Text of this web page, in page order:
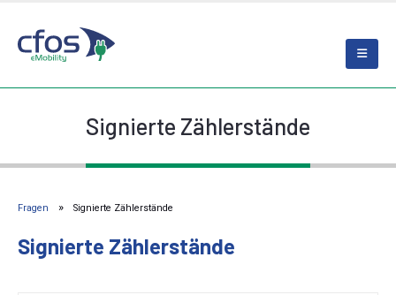
Signierte Zählerstände
Fragen Signierte Zählerstände
Signierte Zählerstände